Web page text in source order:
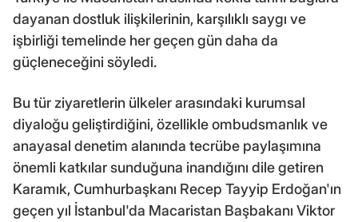
dayanan dostluk ilişkilerinin, karşılıklı saygı ve
işbirliği temelinde her geçen gün daha da
güçleneceğini söyledi.
Bu tür ziyaretlerin ülkeler arasındaki kurumsal
diyaloğu geliştirdiğini, özellikle ombudsmanlık ve
anayasal denetim alanında tecrübe paylaşımına
önemli katkılar sunduğuna inandığını dile getiren
Karamık, Cumhurbaşkanı Recep Tayyip Erdoğan'ın
geçen yıl İstanbul'da Macaristan Başbakanı Viktor